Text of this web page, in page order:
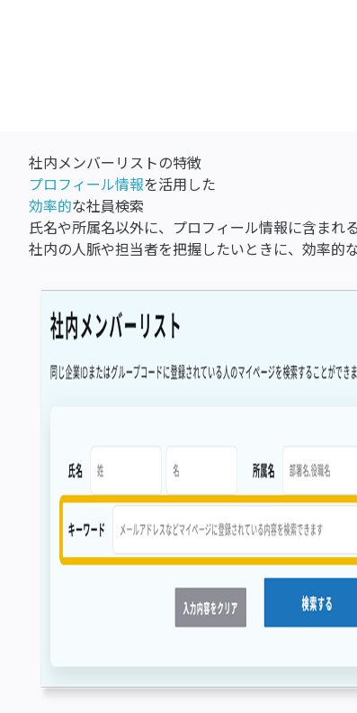
社内メンバーリストの特徴
プロフィール情報を活用した
効率的な社員検索
氏名や所属名以外に、プロフィール情報に含まれ
社内の人脈や担当者を把握したいときに、効率的